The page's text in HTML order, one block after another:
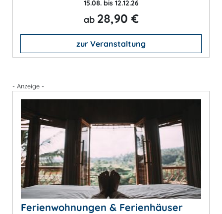
15.08. bis 12.12.26
ab 28,90 €
zur Veranstaltung
- Anzeige -
Ferienwohnungen & Ferienhäuser